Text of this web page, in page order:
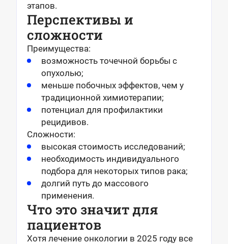
этапов.
Перспективы и
сложности
Преимущества:
возможность точечной борьбы с
опухолью;
меньше побочных эффектов, чем у
традиционной химиотерапии;
потенциал для профилактики
рецидивов.
Сложности:
высокая стоимость исследований;
необходимость индивидуального
подбора для некоторых типов рака;
долгий путь до массового
применения.
Что это значит для
пациентов
Хотя лечение онкологии в 2025 году все